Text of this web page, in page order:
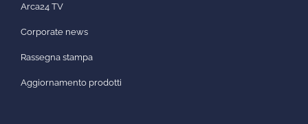
Arca24 TV
Corporate news
Rassegna stampa
Aggiornamento prodotti